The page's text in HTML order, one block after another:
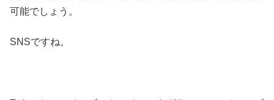
可能でしょう。
SNSですね。